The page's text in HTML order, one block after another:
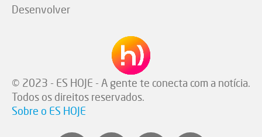
Desenvolver
© 2023 - ES HOJE - A gente te conecta com a notícia.
Todos os direitos reservados.
Sobre o ES HOJE